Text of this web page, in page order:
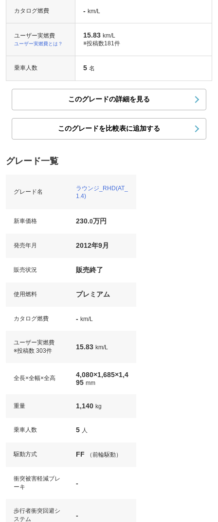
カタログ燃費 - km/L
ユーザー実燃費
ユーザー実燃費とは？
15.83 km/L
※投稿数181件
乗車人数 5 名
このグレードの詳細を見る
このグレードを比較表に追加する
グレード一覧
グレード名
ラウンジ_RHD(AT_
1.4)
新車価格 230.0万円
発売年月 2012年9月
販売状況 販売終了
使用燃料 プレミアム
カタログ燃費 - km/L
ユーザー実燃費
※投稿数 303件
15.83 km/L
全長×全幅×全高
4,080×1,685×1,4
95 mm
重量 1,140 kg
乗車人数 5 人
駆動方式 FF （前輪駆動）
衝突被害軽減ブレ
ーキ
-
歩行者衝突回避シ
ステム
-